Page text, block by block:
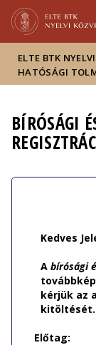
ELTE BTK
HATÓSÁGI
BÍRÓSÁGI
Kedves
A bírósági
kérjük az
kitöltését.
Előtag: